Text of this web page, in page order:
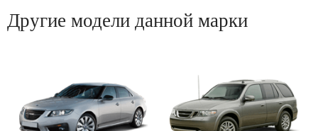
Другие модели данной марки